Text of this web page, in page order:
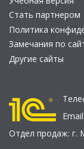
Стать партнером
Политика
Замечания по
Другие сайты
Email:
Отдел продаж: г.